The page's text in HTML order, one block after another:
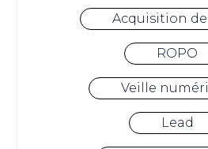
Acquisition
ROPO
Veille
Lead